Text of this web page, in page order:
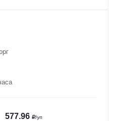
577.96 /уп